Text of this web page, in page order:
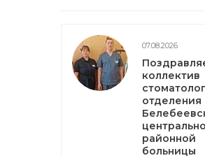
07.08.2026
коллектив
отделения
районной
больницы